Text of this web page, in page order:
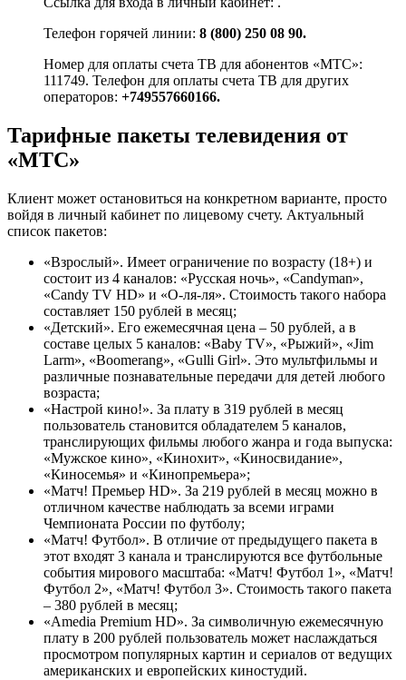
Телефон горячей линии: 8 (800) 250 08 90.
Номер для оплаты счета ТВ для абонентов «МТС»:
111749. Телефон для оплаты счета ТВ для других
операторов: +749557660166.
Тарифные пакеты телевидения от
«МТС»
Клиент может остановиться на конкретном варианте, просто
войдя в личный кабинет по лицевому счету. Актуальный
список пакетов:
«Взрослый». Имеет ограничение по возрасту (18+) и
состоит из 4 каналов: «Русская ночь», «Candyman»,
«Candy TV HD» и «О-ля-ля». Стоимость такого набора
составляет 150 рублей в месяц;
«Детский». Его ежемесячная цена – 50 рублей, а в
составе целых 5 каналов: «Baby TV», «Рыжий», «Jim
Larm», «Boomerang», «Gulli Girl». Это мультфильмы и
различные познавательные передачи для детей любого
возраста;
«Настрой кино!». За плату в 319 рублей в месяц
пользователь становится обладателем 5 каналов,
транслирующих фильмы любого жанра и года выпуска:
«Мужское кино», «Кинохит», «Киносвидание»,
«Киносемья» и «Кинопремьера»;
«Матч! Премьер HD». За 219 рублей в месяц можно в
отличном качестве наблюдать за всеми играми
Чемпионата России по футболу;
«Матч! Футбол». В отличие от предыдущего пакета в
этот входят 3 канала и транслируются все футбольные
события мирового масштаба: «Матч! Футбол 1», «Матч!
Футбол 2», «Матч! Футбол 3». Стоимость такого пакета
– 380 рублей в месяц;
«Amedia Premium HD». За символичную ежемесячную
плату в 200 рублей пользователь может наслаждаться
просмотром популярных картин и сериалов от ведущих
американских и европейских киностудий.